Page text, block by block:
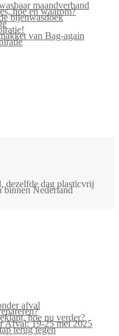
maandverband
hoe en waarom?
bijenwasdoek
van Bag-again
dezelfde dag plasticvrij
binnen Nederland
afval
hoe nu verder?
Afval: 19-25 mei 2025
terug tegen